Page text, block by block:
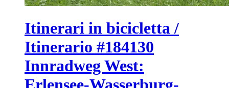
Itinerari in bicicletta /
Itinerario #184130
Innradweg West: